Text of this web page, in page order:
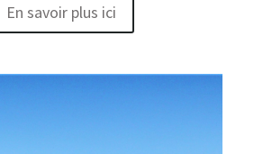
En savoir plus ici